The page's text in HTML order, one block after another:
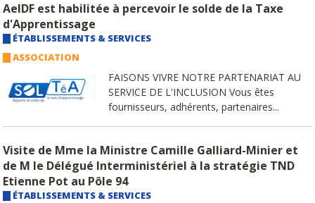
AeIDF est habilitée à percevoir le solde de la Taxe
d'Apprentissage
ÉTABLISSEMENTS & SERVICES
ASSOCIATION
FAISONS VIVRE NOTRE PARTENARIAT AU
SERVICE DE L'INCLUSION Vous êtes
fournisseurs, adhérents, partenaires...
Visite de Mme la Ministre Camille Galliard-Minier et
de M le Délégué Interministériel à la stratégie TND
Etienne Pot au Pôle 94
ÉTABLISSEMENTS & SERVICES